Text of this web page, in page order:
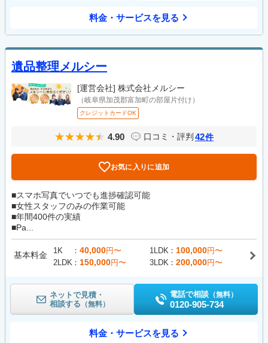
料金・サービスを見る
遺品整理メルシー
[運営会社] 株式会社メルシー
（岐阜県加茂郡富加町の部屋片付け）
クレジットカードOK
4.90 口コミ・評判 42件
お気に入りに追加
■スマホ写真でいつでも進捗確認可能
■女性スタッフのみの作業可能
■年間400件の実績
■Pa...
基本料金 1K 40,000円〜 1LDK 100,000円〜
2LDK
150,000円〜 3LDK 200,000円〜
ネットで見積・
相談する （無料）
電話で相談 （無料）
0120-905-734
料金・サービスを見る